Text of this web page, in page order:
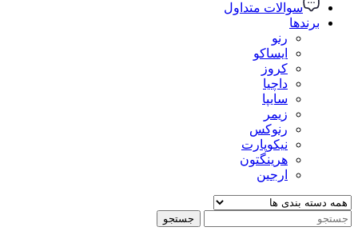
سوالات متداول
برندها
رنو
ایساکو
کروز
داچیا
سایپا
زیمر
رنوکس
نیکوپارت
هرینگتون
ارجین
جستجو